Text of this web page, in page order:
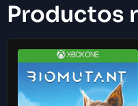
Productos